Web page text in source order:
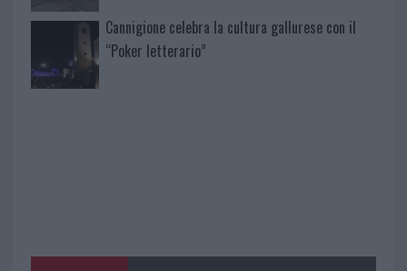
Cannigione celebra la cultura gallurese con il
“Poker letterario”